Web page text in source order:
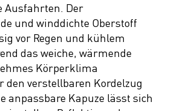
Ausfahrten. Der
und winddichte Oberstoff
vor Regen und kühlem
das weiche, wärmende
Körperklima
den verstellbaren Kordelzug
anpassbare Kapuze lässt sich